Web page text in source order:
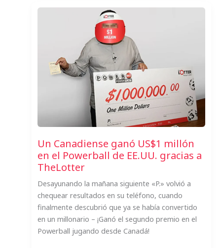
de
TheLotter
Powerball
en
Nueva
Zelanda
Un Canadiense ganó US$1 millón
en el Powerball de EE.UU. gracias a
TheLotter
Desayunando la mañana siguiente «P.» volvió a
chequear resultados en su teléfono, cuando
finalmente descubrió que ya se había convertido
en un millonario – ¡Ganó el segundo premio en el
Powerball jugando desde Canadá!